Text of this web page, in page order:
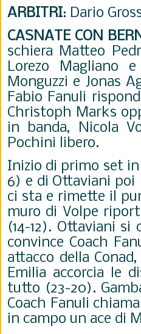
ARBITRI: Dario
CASNATE CON
schiera Matteo
Lorezo Magliano
Monguzzi e Jonas
Fabio Fanuli
Christoph Marks
in banda, Nicola
Pochini libero.
Inizio di primo set
6) e di Ottaviani poi
ci sta e rimette il
muro di Volpe
(14-12). Ottaviani si
convince Coach
attacco della
Emilia accorcia le
tutto (23-20).
Coach Fanuli
in campo un ace di